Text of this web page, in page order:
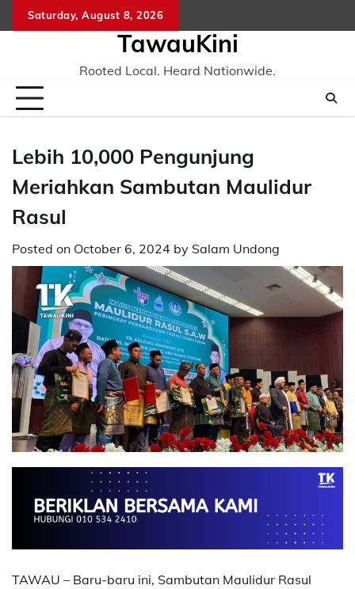
to
Saturday, August 8, 2026
TawauKini
Rooted Local. Heard Nationwide.
Lebih 10,000 Pengunjung
Meriahkan Sambutan Maulidur
Rasul
Posted on October 6, 2024 by Salam Undong
TAWAU – Baru-baru ini, Sambutan Maulidur Rasul